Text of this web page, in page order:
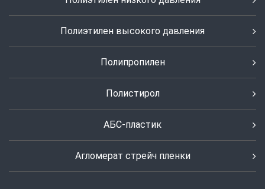
Полиэтилен высокого давления
Полипропилен
Полистирол
АБС-пластик
Агломерат стрейч пленки